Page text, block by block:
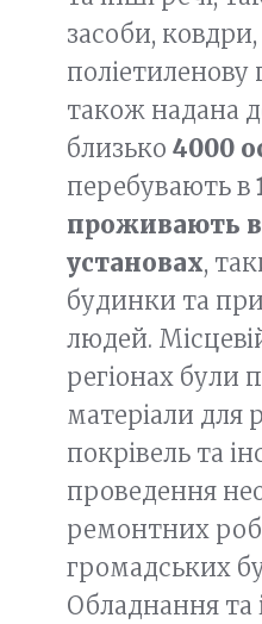
засоби,
поліетиленову
також надана
близько 4000
перебувають в
проживають
установах,
будинки та
людей.
регіонах були
матеріали для
покрівель та
проведення
ремонтних
громадських
Обладнання та